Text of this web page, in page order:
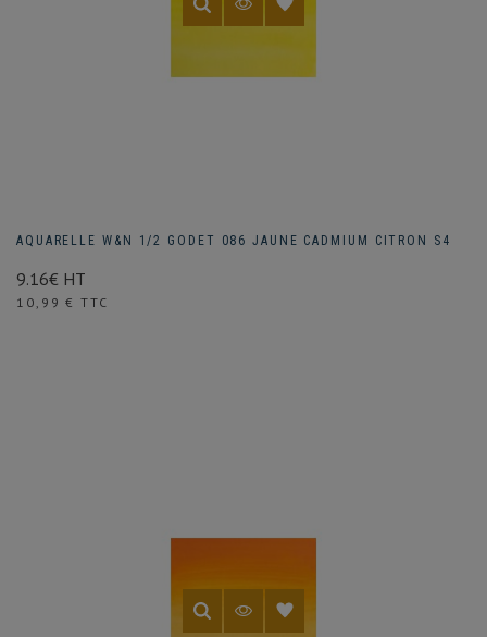
AQUARELLE W&N 1/2 GODET 086 JAUNE CADMIUM CITRON S4
9.16€ HT
Prix
10,99 € TTC